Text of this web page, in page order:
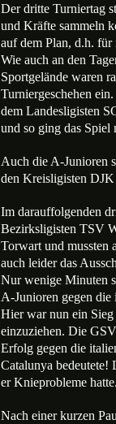
Der dritte Turniertag
und Kräfte sammeln
auf dem Plan, d.h. für
Wie auch an den
Sportgelände waren
Turniergeschehen
dem Landesligisten
und so ging das Spiel
Auch die A-Junioren
den Kreisligisten
Im darauffolgenden
Bezirksligisten TSV
Torwart und mussten
auch leider das
Nur wenige Minuten
A-Junioren gegen die
Hier war nun ein
einzuziehen. Die
Erfolg gegen die
Catalunya bedeutete!
er Knieprobleme hatte.
Nach einer kurzen